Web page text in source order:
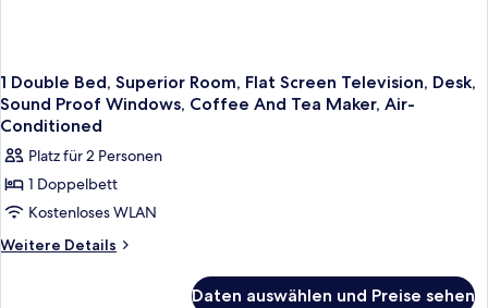
1 Double Bed, Superior Room, Flat Screen Television, Desk,
Sound Proof Windows, Coffee And Tea Maker, Air-
Conditioned
Platz für 2 Personen
1 Doppelbett
Kostenloses WLAN
Weitere Details
Weitere
Daten auswählen und Preise sehen